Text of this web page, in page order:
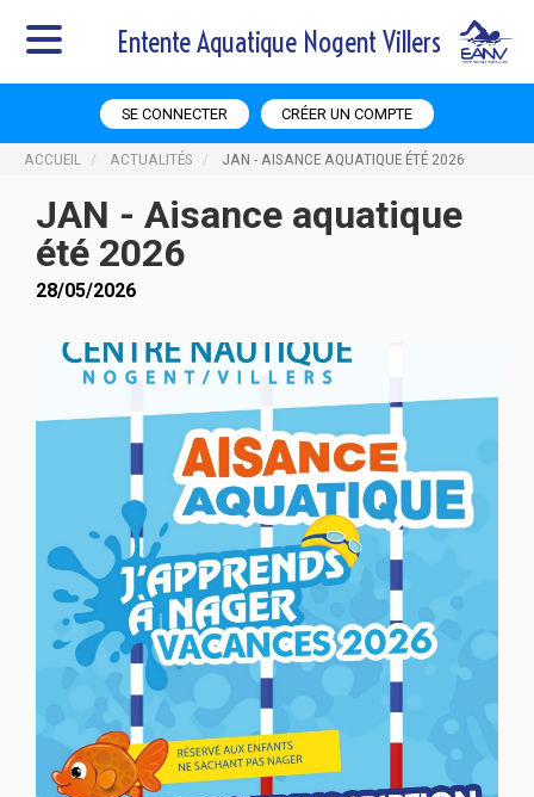
Entente Aquatique Nogent Villers
SE CONNECTER CRÉER UN COMPTE
ACCUEIL ACTUALITÉS JAN - AISANCE AQUATIQUE ÉTÉ 2026
JAN - Aisance aquatique
été 2026
28/05/2026